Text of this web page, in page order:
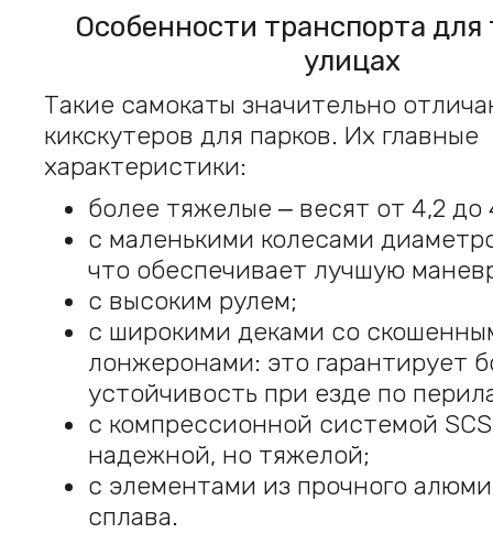
Особенности транспорта для
улицах
Такие самокаты значительно
кикскутеров для парков. Их главные
характеристики:
более тяжелые ‒ весят от 4,2 до
с маленькими колесами
что обеспечивает лучшую
с высоким рулем;
с широкими деками со
лонжеронами: это гарантирует
устойчивость при езде по
с компрессионной системой
надежной, но тяжелой;
с элементами из прочного
сплава.